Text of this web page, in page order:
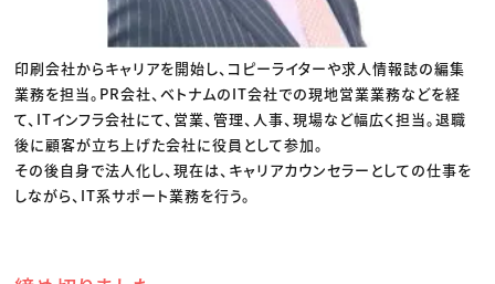
印刷会社からキャリアを開始し、コピーライターや求人情報誌の編集
業務を担当。PR会社、ベトナムのIT会社での現地営業業務などを経
て、ITインフラ会社にて、営業、管理、人事、現場など幅広く担当。退職
後に顧客が立ち上げた会社に役員として参加。
その後自身で法人化し、現在は、キャリアカウンセラーとしての仕事を
しながら、IT系サポート業務を行う。